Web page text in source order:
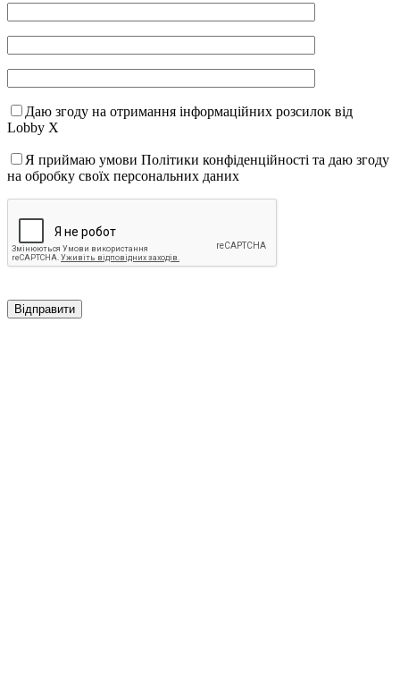
Даю згоду на отримання інформаційних розсилок від
Lobby X
Я приймаю умови Політики конфіденційності та даю згоду
на обробку своїх персональних даних